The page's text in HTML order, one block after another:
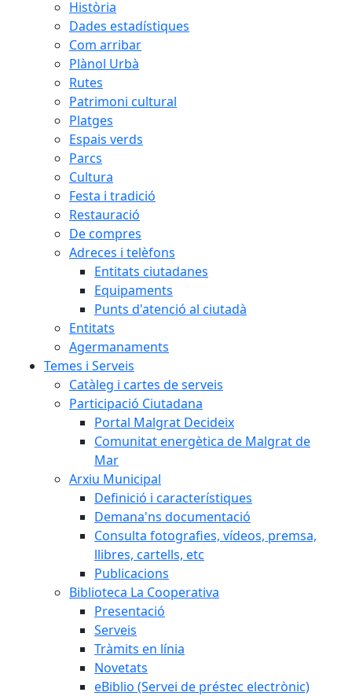
Història
Dades estadístiques
Com arribar
Plànol Urbà
Rutes
Patrimoni cultural
Platges
Espais verds
Parcs
Cultura
Festa i tradició
Restauració
De compres
Adreces i telèfons
Entitats ciutadanes
Equipaments
Punts d'atenció al ciutadà
Entitats
Agermanaments
Temes i Serveis
Catàleg i cartes de serveis
Participació Ciutadana
Portal Malgrat Decideix
Comunitat energètica de Malgrat de
Mar
Arxiu Municipal
Definició i característiques
Demana'ns documentació
Consulta fotografies, vídeos, premsa,
llibres, cartells, etc
Publicacions
Biblioteca La Cooperativa
Presentació
Serveis
Tràmits en línia
Novetats
eBiblio (Servei de préstec electrònic)